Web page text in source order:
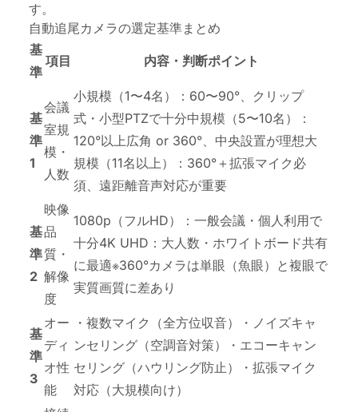
す。
自動追尾カメラの選定基準まとめ
基
準
項目 内容・判断ポイント
基
準
1
会議
室規
模・
人数
小規模（1〜4名）：60〜90°、クリップ
式・小型PTZで十分中規模（5〜10名）：
120°以上広角 or 360°、中央設置が理想大
規模（11名以上）：360°＋拡張マイク必
須、遠距離音声対応が重要
基
準
2
映像
品
質・
解像
度
1080p（フルHD）：一般会議・個人利用で
十分4K UHD：大人数・ホワイトボード共有
に最適※360°カメラは単眼（魚眼）と複眼で
実質画質に差あり
基
準
3
オー
ディ
オ性
能
・複数マイク（全方位収音）・ノイズキャ
ンセリング（空調音対策）・エコーキャン
セリング（ハウリング防止）・拡張マイク
対応（大規模向け）